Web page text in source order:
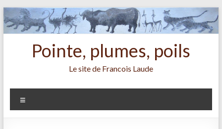
Aller
au
contenu
Pointe, plumes, poils
Le site de Francois Laude